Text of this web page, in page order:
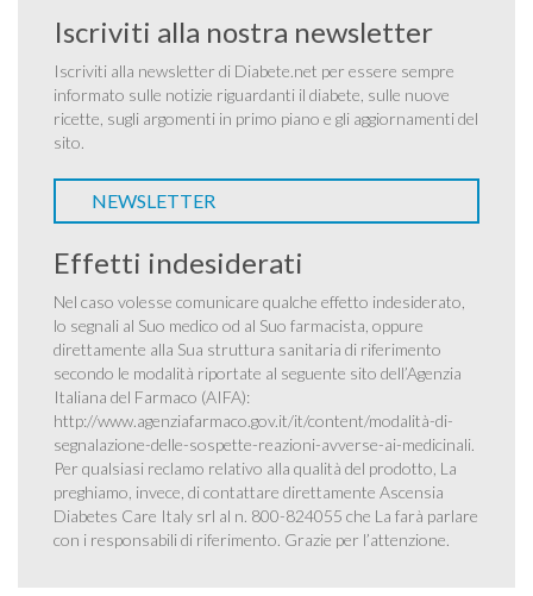
Iscriviti alla nostra newsletter
Iscriviti alla newsletter di Diabete.net per essere sempre
informato sulle notizie riguardanti il diabete, sulle nuove
ricette, sugli argomenti in primo piano e gli aggiornamenti del
sito.
NEWSLETTER
Effetti indesiderati
Nel caso volesse comunicare qualche effetto indesiderato,
lo segnali al Suo medico od al Suo farmacista, oppure
direttamente alla Sua struttura sanitaria di riferimento
secondo le modalità riportate al seguente sito dell’Agenzia
Italiana del Farmaco (AIFA):
http://www.agenziafarmaco.gov.it/it/content/modalità-di-
segnalazione-delle-sospette-reazioni-avverse-ai-medicinali.
Per qualsiasi reclamo relativo alla qualità del prodotto, La
preghiamo, invece, di contattare direttamente Ascensia
Diabetes Care Italy srl al n. 800-824055 che La farà parlare
con i responsabili di riferimento. Grazie per l’attenzione.